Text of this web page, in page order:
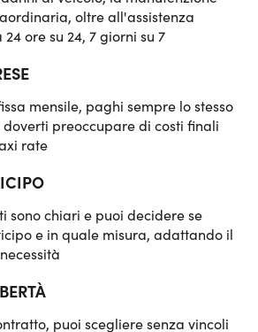
oltre all'assistenza
ore su 24, 7 giorni su 7
mensile, paghi sempre lo stesso
preoccupare di costi finali
rate
sono chiari e puoi decidere se
e in quale misura, adattando il
puoi scegliere senza vincoli